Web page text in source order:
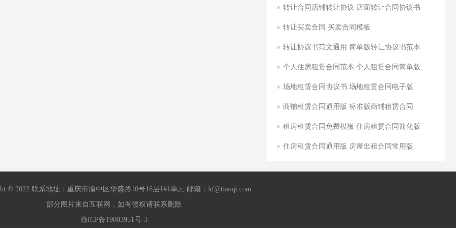
转让合同店铺转让协议 店面转让合同协议书
转让买卖合同 买卖合同模板
转让协议书范文通用 简单版转让协议书范本
个人住房租赁合同范本 个人租赁合同简单版
场地租赁合同协议书 场地租赁合同电子版
商铺租赁合同通用版 标准版商铺租赁合同
租房租赁合同免费模板 住房租赁合同简化版
住房租赁合同通用版 房屋出租合同常用版
© 2022 联系地址：重庆市渝中区华盛路10号16层1#1单元 邮箱：kf@tianqi.com
部分图片来自互联网，如有侵权请联系删除
渝ICP备19003951号-3